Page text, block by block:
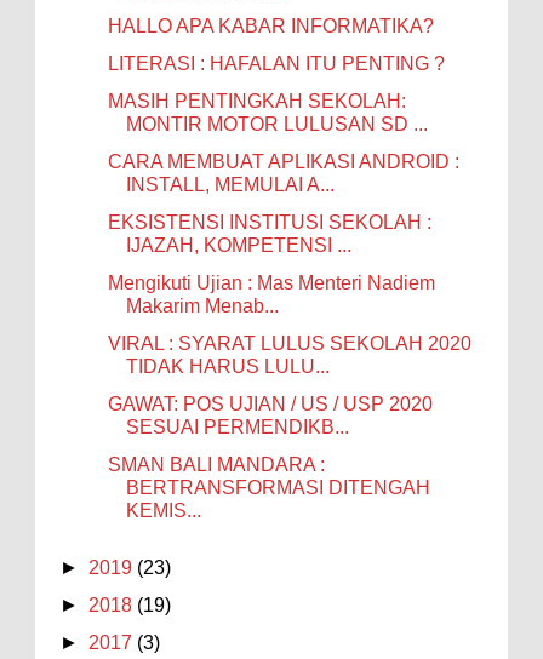
HALLO APA KABAR INFORMATIKA?
LITERASI : HAFALAN ITU PENTING ?
MASIH PENTINGKAH SEKOLAH:
MONTIR MOTOR LULUSAN SD ...
CARA MEMBUAT APLIKASI ANDROID :
INSTALL, MEMULAI A...
EKSISTENSI INSTITUSI SEKOLAH :
IJAZAH, KOMPETENSI ...
Mengikuti Ujian : Mas Menteri Nadiem
Makarim Menab...
VIRAL : SYARAT LULUS SEKOLAH 2020
TIDAK HARUS LULU...
GAWAT: POS UJIAN / US / USP 2020
SESUAI PERMENDIKB...
SMAN BALI MANDARA :
BERTRANSFORMASI DITENGAH
KEMIS...
► 2019 (23)
► 2018 (19)
► 2017 (3)